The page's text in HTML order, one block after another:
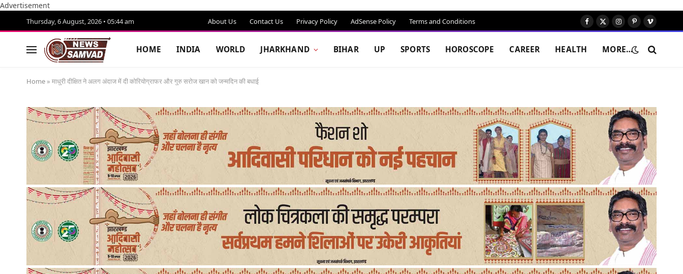
Advertisement
Thursday, 6 August, 2026 • 05:44 am About Us Contact Us Privacy Policy AdSense Policy Terms and Conditions Facebook
X
Instagram
Pinterest
Vimeo
HOME INDIA WORLD JHARKHAND BIHAR UP SPORTS HOROSCOPE CAREER HEALTH MORE…
Home » माधुरी दीक्षित ने अलग अंदाज में दी कोरियोग्राफर और गुरु सरोज खान को जन्मदिन की बधाई